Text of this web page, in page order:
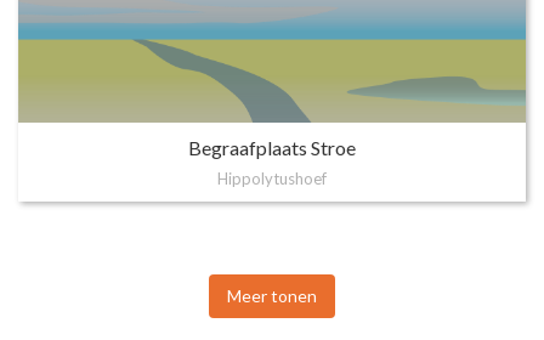
Begraafplaats Stroe
Hippolytushoef
Meer tonen